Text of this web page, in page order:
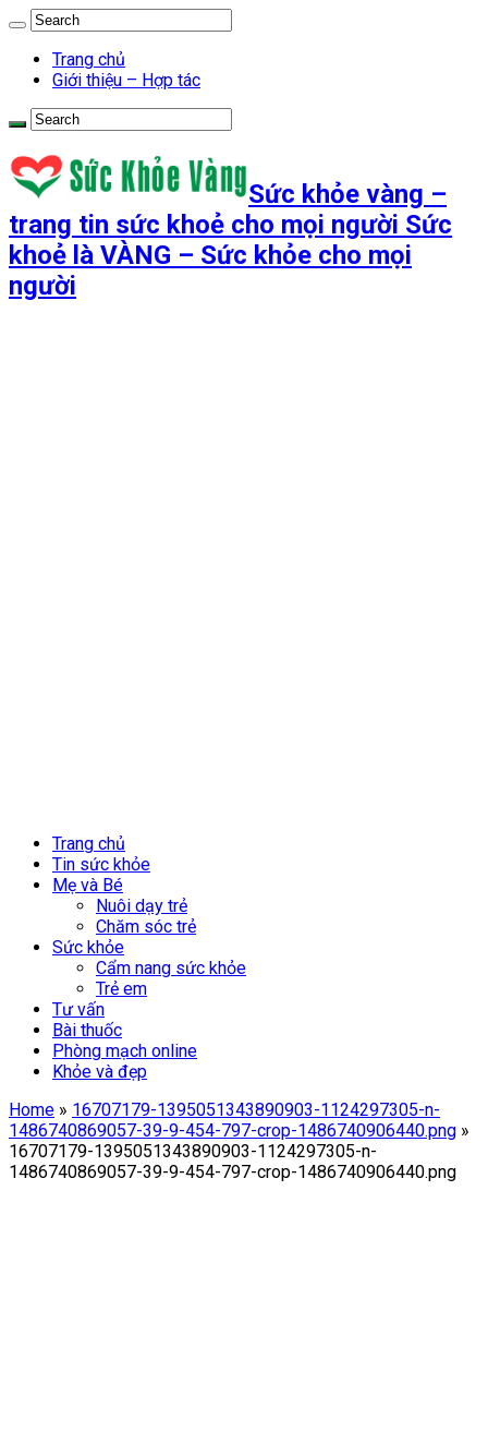
Trang chủ
Giới thiệu – Hợp tác
Sức khỏe vàng –
trang tin sức khoẻ cho mọi người Sức
khoẻ là VÀNG – Sức khỏe cho mọi
người
Trang chủ
Tin sức khỏe
Mẹ và Bé
Nuôi dạy trẻ
Chăm sóc trẻ
Sức khỏe
Cẩm nang sức khỏe
Trẻ em
Tư vấn
Bài thuốc
Phòng mạch online
Khỏe và đẹp
Home » 16707179-1395051343890903-1124297305-n-
1486740869057-39-9-454-797-crop-1486740906440.png »
16707179-1395051343890903-1124297305-n-
1486740869057-39-9-454-797-crop-1486740906440.png